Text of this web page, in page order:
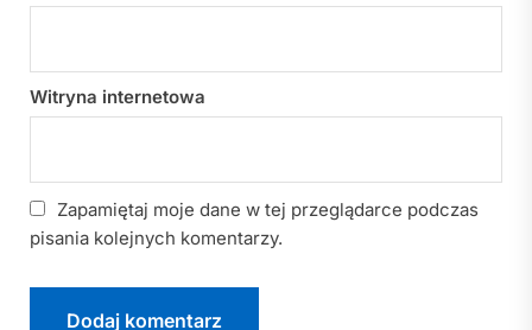
Witryna internetowa
Zapamiętaj moje dane w tej przeglądarce podczas
pisania kolejnych komentarzy.